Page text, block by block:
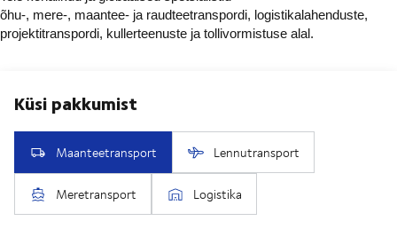
õhu-, mere-, maantee- ja raudteetranspordi, logistikalahenduste,
projektitranspordi, kullerteenuste ja tollivormistuse alal.